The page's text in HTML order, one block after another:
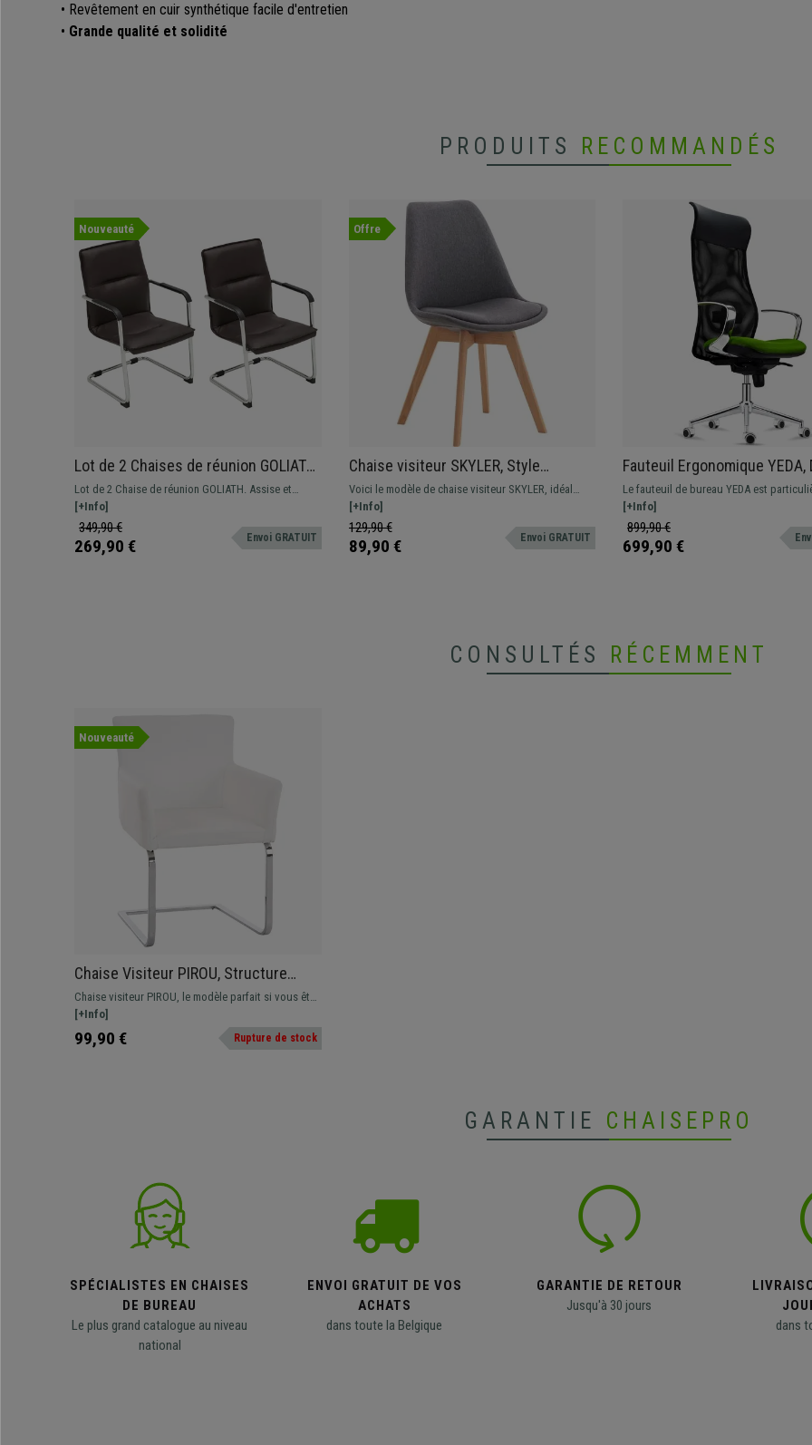
• Revêtement en cuir synthétique facile d'entretien
• Grande qualité et solidité
PRODUITS RECOMMANDÉS
Nouveauté
Lot de 2 Chaises de réunion GOLIATH,
Structure Métallique, Grand
Rembourrage et Design élégant, Cuir
Marron
Lot de 2 Chaise de réunion GOLIATH. Assise et
dossier commodes avec un grand rembourrage et
revêtement en cuir synthétique de grande qualité.
[+Info]
349,90 €
269,90 € Envoi GRATUIT
Offre
Chaise visiteur SKYLER, Style
Scandinave, Piétement en Bois de
Hêtre, en Tissu Gris
Voici le modèle de chaise visiteur SKYLER, idéal
pour donner une touche d'élégance à votre pièce.
[+Info]
129,90 €
89,90 € Envoi GRATUIT
Fauteuil Ergonomique YEDA,
Haut, Piétement Métallique,
Noir et Vert
Le fauteuil de bureau YEDA est
confortable et ergonomique grâce à son
dossier et le rembourrage confortable de
assise.
[+Info]
899,90 €
699,90 €
CONSULTÉS RÉCEMMENT
Nouveauté
Chaise Visiteur PIROU, Structure
Métallique, Épais Rembourrage, Cuir,
Blanc
Chaise visiteur PIROU, le modèle parfait si vous êtes
à la recherche de design et confort. Ce modèle
apportera une touche de style à votre bureau ou
votre salle d’attente
[+Info]
99,90 € Rupture de stock
GARANTIE CHAISEPRO
SPÉCIALISTES EN CHAISES
DE BUREAU
Le plus grand catalogue au niveau
national
ENVOI GRATUIT DE VOS
ACHATS
dans toute la Belgique
GARANTIE DE RETOUR
Jusqu'à 30 jours
dans